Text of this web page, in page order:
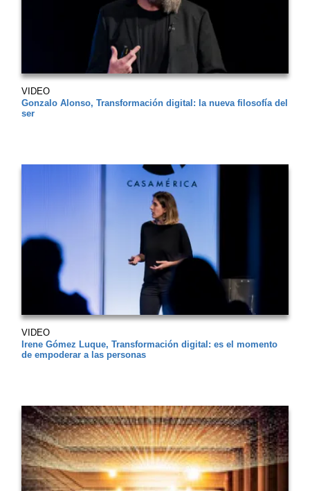
VIDEO
Gonzalo Alonso, Transformación digital: la nueva filosofía del
ser
VIDEO
Irene Gómez Luque, Transformación digital: es el momento
de empoderar a las personas